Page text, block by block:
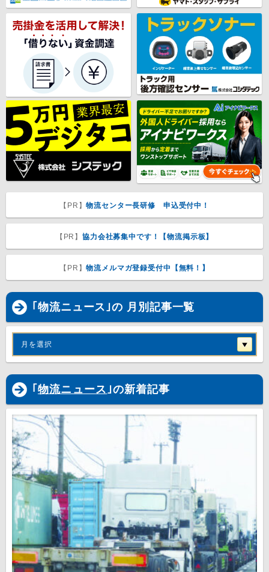
【PR】物流センター長研修 申込受付中！
【PR】協力会社募集中です！【物流掲示板】
【PR】物流メルマガ登録受付中【無料！】
｢物流ニュース｣の 月別記事一覧
月を選択
｢ 物流ニュース｣の新着記事